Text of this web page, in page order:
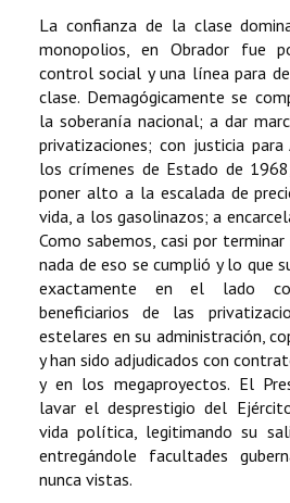
La confianza de la clase
monopolios, en Obrador fue
control social y una línea para
clase. Demagógicamente se
la soberanía nacional; a dar
privatizaciones; con justicia
los crímenes de Estado de
poner alto a la escalada de
vida, a los gasolinazos; a
Como sabemos, casi por terminar
nada de eso se cumplió y lo que
exactamente en el lado
beneficiarios de las
estelares en su administración,
y han sido adjudicados con
y en los megaproyectos. El
lavar el desprestigio del
vida política, legitimando su
entregándole facultades
nunca vistas.